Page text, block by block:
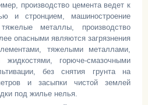
производство цемента ведет к
и стронцием, машиностроение
металлы, производство
опасными являются загрязнения
тяжелыми металлами,
жидкостями, горюче-смазочными
без снятия грунта на
и засыпки чистой землей
под жилье нелья.